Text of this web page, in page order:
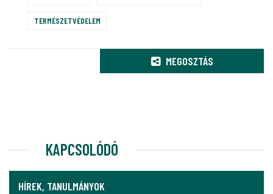
TERMÉSZETVÉDELEM
MEGOSZTÁS
KAPCSOLÓDÓ
HÍREK, TANULMÁNYOK